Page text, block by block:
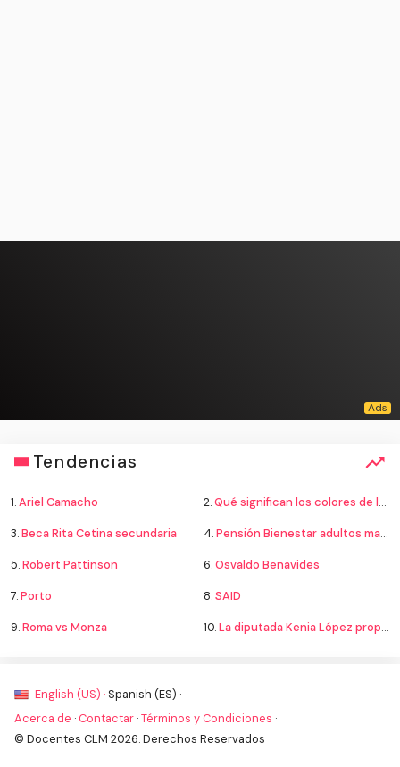
Tendencias
1.Ariel Camacho 2.Qué significan los colores de la bandera
3.Beca Rita Cetina secundaria 4.Pensión Bienestar adultos mayores
5.Robert Pattinson 6.Osvaldo Benavides
7.Porto 8.SAID
9.Roma vs Monza 10.La diputada Kenia López propone cambiar el nombre del país a México
English (US) · Spanish (ES) ·
Acerca de · Contactar ·Términos y Condiciones ·
© Docentes CLM 2026. Derechos Reservados